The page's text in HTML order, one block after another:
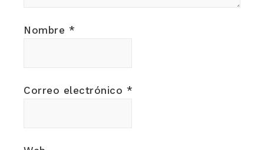
Nombre *
Correo electrónico *